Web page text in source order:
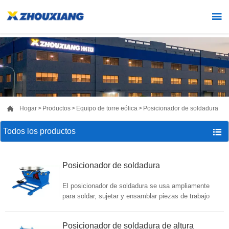

 Hogar> Productos> Equipo de torre eólica> Posicionador de soldadura
Todos los productos 
Posicionador de soldadura
El posicionador de soldadura se usa ampliamente
para soldar, sujetar y ensamblar piezas de trabajo
de fabricación de estructuras de acero, como la
Posicionador de soldadura de altura